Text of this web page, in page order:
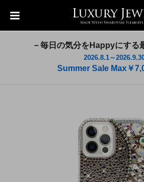
－毎日の気分をHappyにする
2026.8.1～
Summer Sale Max￥